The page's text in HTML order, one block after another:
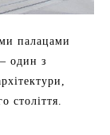
палацами
один з
століття.